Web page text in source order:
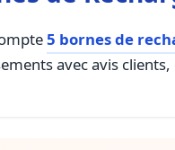
5 bornes de
avec avis